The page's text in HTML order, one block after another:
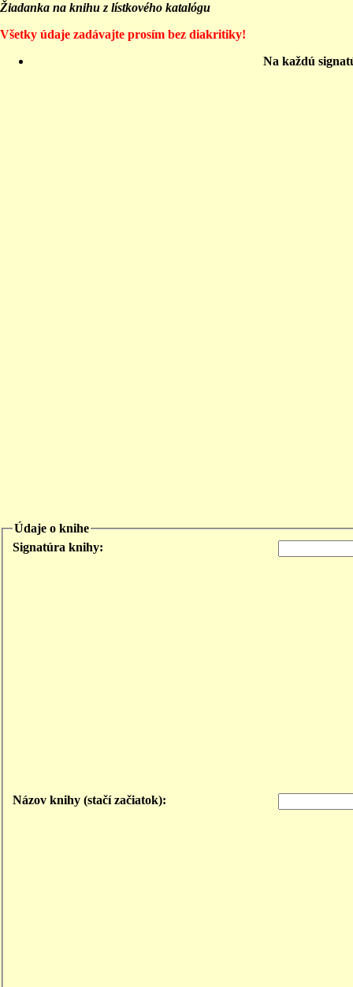
Žiadanka na knihu z lístkového katalógu
Všetky údaje zadávajte prosím bez diakritiky!
Na každú
Údaje o knihe
Signatúra knihy:
Názov knihy (stačí začiatok):